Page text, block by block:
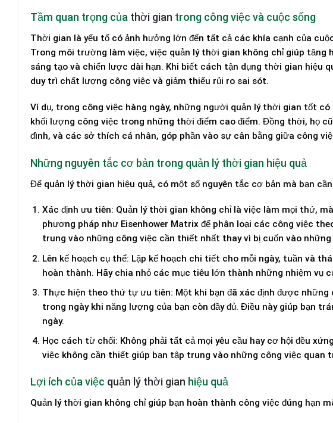
Tầm quan trọng của thời gian trong công việc và cuộc sống
Thời gian là yếu tố có ảnh hưởng lớn đến tất cả các khía cạnh của
Trong môi trường làm việc, việc quản lý thời gian không chỉ giúp
sáng tạo và chiến lược dài hạn. Khi biết cách tận dụng thời gian hiệu
duy trì chất lượng công việc và giảm thiểu rủi ro sai sót.
Ví dụ, trong công việc hàng ngày, những người quản lý thời gian tốt
khối lượng công việc trong những thời điểm cao điểm. Đồng thời, họ
đình, và các sở thích cá nhân, góp phần vào sự cân bằng giữa công
Những nguyên tắc cơ bản trong quản lý thời gian hiệu quả
Để quản lý thời gian hiệu quả, có một số nguyên tắc cơ bản mà bạn
Xác định ưu tiên: Quản lý thời gian không chỉ là việc làm mọi thứ,
phương pháp như Eisenhower Matrix để phân loại các công việc
trung vào những công việc cần thiết nhất thay vì bị cuốn vào
Lên kế hoạch cụ thể: Lập kế hoạch chi tiết cho mỗi ngày, tuần và
hoàn thành. Hãy chia nhỏ các mục tiêu lớn thành những nhiệm vụ
Thực hiện theo thứ tự ưu tiên: Một khi bạn đã xác định được
trong ngày khi năng lượng của bạn còn đầy đủ. Điều này giúp bạn
ngày.
Học cách từ chối: Không phải tất cả mọi yêu cầu hay cơ hội đều
việc không cần thiết giúp bạn tập trung vào những công việc quan
Lợi ích của việc quản lý thời gian hiệu quả
Quản lý thời gian không chỉ giúp bạn hoàn thành công việc đúng hạn